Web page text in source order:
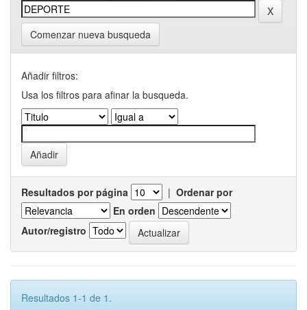
Comenzar nueva busqueda
Añadir filtros:
Usa los filtros para afinar la busqueda.
Resultados por página | Ordenar por
En orden
Autor/registro
Resultados 1-1 de 1.